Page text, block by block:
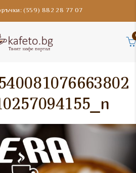
(359) 882 28 77 07